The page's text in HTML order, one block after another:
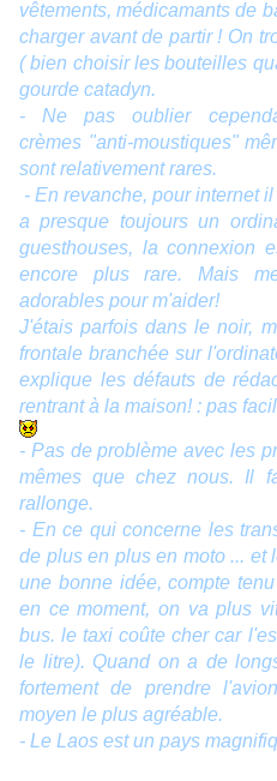
vêtements, médicamants de
charger avant de partir ! On
( bien choisir les bouteilles
gourde catadyn.
- Ne pas oublier
crèmes "anti-moustiques"
sont relativement rares.
- En revanche, pour internet
a presque toujours un
guesthouses, la connexion
encore plus rare. Mais
adorables pour m'aider!
J'étais parfois dans le noir,
frontale branchée sur
explique les défauts de
rentrant à la maison! : pas
- Pas de problème avec les
mêmes que chez nous. Il
rallonge.
- En ce qui concerne les
de plus en plus en moto ... et
une bonne idée, compte
en ce moment, on va plus
bus. le taxi coûte cher car
le litre). Quand on a de
fortement de prendre
moyen le plus agréable.
- Le Laos est un pays